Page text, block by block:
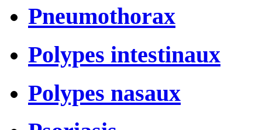
Pneumothorax
Polypes intestinaux
Polypes nasaux